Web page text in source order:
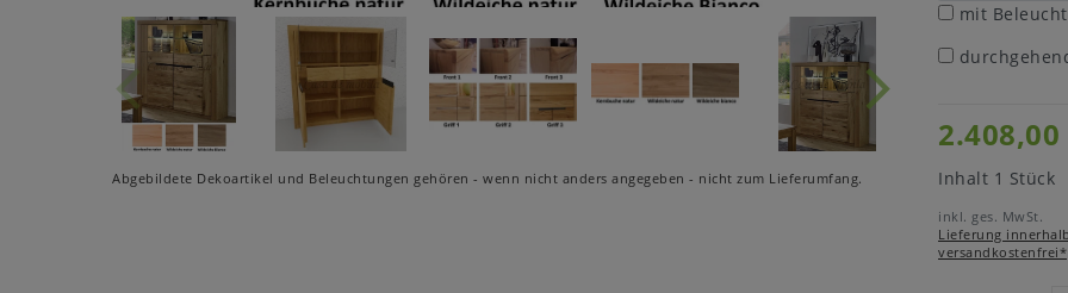
Abgebildete Dekoartikel und Beleuchtungen gehören - wenn nicht anders angegeben - nicht zum Lieferumfang.
mit
2.408,00
Inhalt 1 Stück
inkl. ges. MwSt.
Lieferung
versandkostenfrei*